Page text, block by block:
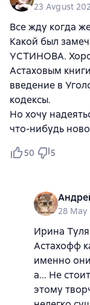
23 Avgust
Все жду когда
Какой был
УСТИНОВА.
Астаховым
введение в
кодексы.
Но хочу
что-нибудь
50 5
28 May
Ирина
Астахофф
именно
а... Не
этому